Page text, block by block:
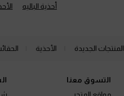
أحذية الباليه
المنتجات الجديدة الأحذية
التسوق معنا
مواقع المتجر